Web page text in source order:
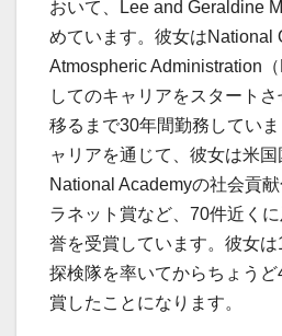
おいて、Lee and Geraldine
めています。彼女はNational
Atmospheric Administration
してのキャリアをスタート
移るまで30年間勤務してい
ャリアを通じて、彼女は米
National Academyの社会貢
ラネット賞など、70件近く
誉を受賞しています。彼女
探検隊を率いてからちょう
賞したことになります。